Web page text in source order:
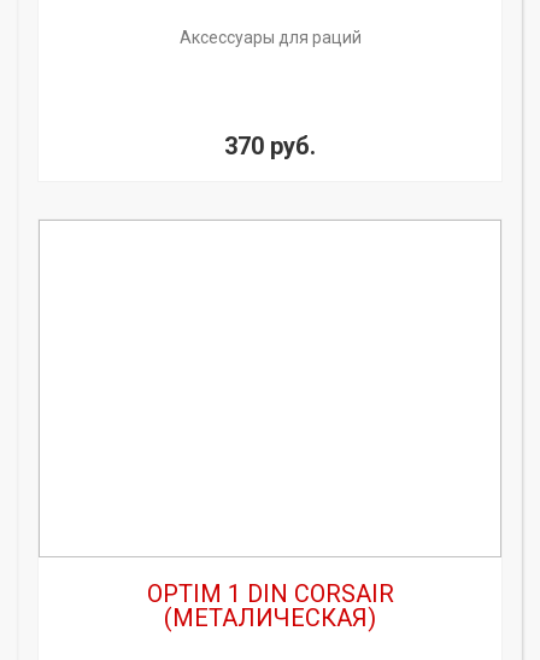
Аксессуары для раций
370 руб.
OPTIM 1 DIN CORSAIR
(МЕТАЛИЧЕСКАЯ)